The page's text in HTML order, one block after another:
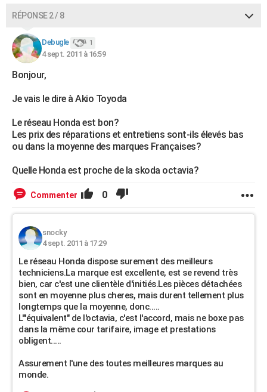
RÉPONSE 2 / 8
Debugle 1
4 sept. 2011 à 16:59
Bonjour,
Je vais le dire à Akio Toyoda
Le réseau Honda est bon?
Les prix des réparations et entretiens sont-ils élevés bas
ou dans la moyenne des marques Françaises?
Quelle Honda est proche de la skoda octavia?
Commenter 0
snocky
4 sept. 2011 à 17:29
Le réseau Honda dispose surement des meilleurs
techniciens.La marque est excellente, est se revend très
bien, car c'est une clientèle d'initiés.Les pièces détachées
sont en moyenne plus cheres, mais durent tellement plus
longtemps que la moyenne, donc.....
L'"équivalent" de l'octavia, c'est l'accord, mais ne boxe pas
dans la même cour tarifaire, image et prestations
obligent.....
Assurement l'une des toutes meilleures marques au
monde.